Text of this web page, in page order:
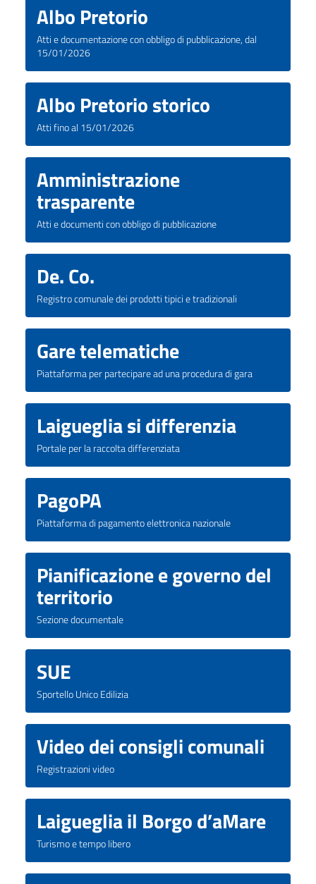
Albo Pretorio
Atti e documentazione con obbligo di pubblicazione, dal
15/01/2026
Albo Pretorio storico
Atti fino al 15/01/2026
Amministrazione
trasparente
Atti e documenti con obbligo di pubblicazione
De. Co.
Registro comunale dei prodotti tipici e tradizionali
Gare telematiche
Piattaforma per partecipare ad una procedura di gara
Laigueglia si differenzia
Portale per la raccolta differenziata
PagoPA
Piattaforma di pagamento elettronica nazionale
Pianificazione e governo del
territorio
Sezione documentale
SUE
Sportello Unico Edilizia
Video dei consigli comunali
Registrazioni video
Laigueglia il Borgo d’aMare
Turismo e tempo libero